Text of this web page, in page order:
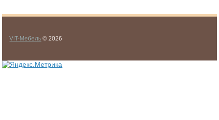
VIT-Мебель © 2026